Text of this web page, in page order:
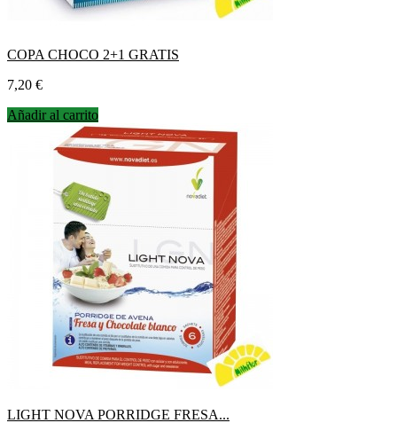
COPA CHOCO 2+1 GRATIS
Precio
7,20 €
Añadir al carrito
LIGHT NOVA PORRIDGE FRESA...